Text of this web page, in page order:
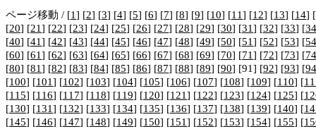
ページ移動 / [1] [2] [3] [4] [5] [6] [7] [8] [9] [10] [11] [12] [13] [14] [
[20] [21] [22] [23] [24] [25] [26] [27] [28] [29] [30] [31] [32] [33] [34
[40] [41] [42] [43] [44] [45] [46] [47] [48] [49] [50] [51] [52] [53] [54
[60] [61] [62] [63] [64] [65] [66] [67] [68] [69] [70] [71] [72] [73] [74
[80] [81] [82] [83] [84] [85] [86] [87] [88] [89] [90] [91] [92] [93] [94
[100] [101] [102] [103] [104] [105] [106] [107] [108] [109] [110] [
[115] [116] [117] [118] [119] [120] [121] [122] [123] [124] [125] [
[130] [131] [132] [133] [134] [135] [136] [137] [138] [139] [140] [
[145] [146] [147] [148] [149] [150] [151] [152] [153] [154] [155] [